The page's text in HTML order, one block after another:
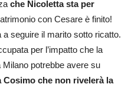
che Nicoletta sta per
con Cesare è finito!
seguire il marito sotto ricatto.
per l’impatto che la
Milano potrebbe avere su
Cosimo che non rivelerà la